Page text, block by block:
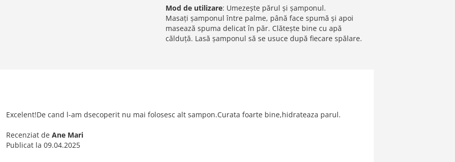
Mod de utilizare: Umezește părul și șamponul.
Masați șamponul între palme, până face spumă și apoi
masează spuma delicat în păr. Clătește bine cu apă
călduță. Lasă șamponul să se usuce după fiecare spălare.
Excelent!De cand l-am dsecoperit nu mai folosesc alt sampon.Curata foarte bine,hidrateaza parul.
Recenziat de Ane Mari
Publicat la 09.04.2025